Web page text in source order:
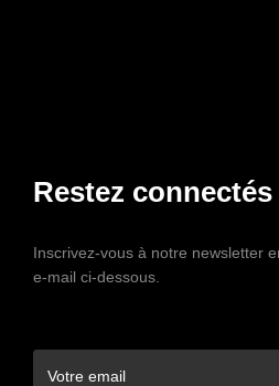
Restez connectés
Inscrivez-vous à notre newsletter
e-mail ci-dessous.